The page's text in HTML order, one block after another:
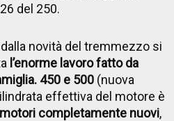
del 250.
novità del tremmezzo si
l’enorme lavoro fatto da
450 e 500 (nuova
effettiva del motore è
completamente nuovi,